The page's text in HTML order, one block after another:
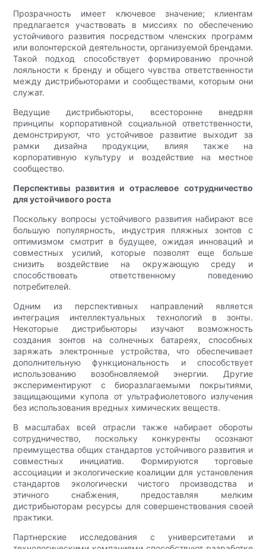
Прозрачность имеет ключевое значение; клиентам
предлагается участвовать в миссиях по обеспечению
устойчивого развития посредством членских программ
или волонтерской деятельности, организуемой брендами.
Такой подход способствует формированию прочной
лояльности к бренду и общего чувства ответственности
между дистрибьюторами и сообществами, которым они
служат.
Ведущие дистрибьюторы, всесторонне внедряя
принципы корпоративной социальной ответственности,
демонстрируют, что устойчивое развитие выходит за
рамки дизайна продукции, влияя также на
корпоративную культуру и воздействие на местное
сообщество.
Перспективы развития и отраслевое сотрудничество
для устойчивого роста
Поскольку вопросы устойчивого развития набирают все
большую популярность, индустрия пляжных зонтов с
оптимизмом смотрит в будущее, ожидая инноваций и
совместных усилий, которые позволят еще больше
снизить воздействие на окружающую среду и
способствовать ответственному поведению
потребителей.
Одним из перспективных направлений является
интеграция интеллектуальных технологий в зонты.
Некоторые дистрибьюторы изучают возможность
создания зонтов на солнечных батареях, способных
заряжать электронные устройства, что обеспечивает
дополнительную функциональность и способствует
использованию возобновляемой энергии. Другие
экспериментируют с биоразлагаемыми покрытиями,
защищающими купола от ультрафиолетового излучения
без использования вредных химических веществ.
В масштабах всей отрасли также набирает обороты
сотрудничество, поскольку конкуренты осознают
преимущества общих стандартов устойчивого развития и
совместных инициатив. Формируются торговые
ассоциации и экологические коалиции для установления
стандартов экологически чистого производства и
этичного снабжения, предоставляя мелким
дистрибьюторам ресурсы для совершенствования своей
практики.
Партнерские исследования с университетами и